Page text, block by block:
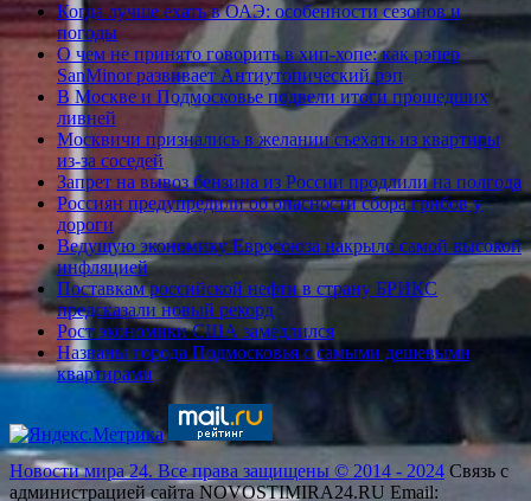
Когда лучше ехать в ОАЭ: особенности сезонов и
погоды
О чем не принято говорить в хип-хопе: как рэпер
SanMinor развивает Антиутопический рэп
В Москве и Подмосковье подвели итоги прошедших
ливней
Москвичи признались в желании съехать из квартиры
из-за соседей
Запрет на вывоз бензина из России продлили на полгода
Россиян предупредили об опасности сбора грибов у
дороги
Ведущую экономику Евросоюза накрыло самой высокой
инфляцией
Поставкам российской нефти в страну БРИКС
предсказали новый рекорд
Рост экономики США замедлился
Названы города Подмосковья с самыми дешевыми
квартирами
Новости мира 24. Все права защищены © 2014 - 2024 Связь с
администрацией сайта NOVOSTIMIRA24.RU Email: